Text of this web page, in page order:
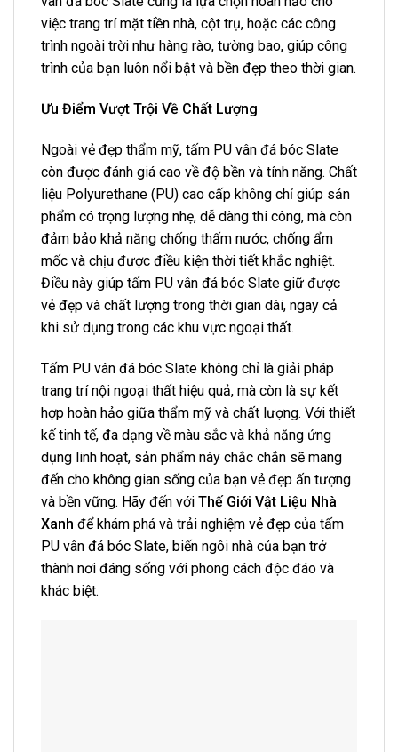
việc trang trí mặt tiền nhà, cột trụ, hoặc các công
trình ngoài trời như hàng rào, tường bao, giúp công
trình của bạn luôn nổi bật và bền đẹp theo thời gian.
Ưu Điểm Vượt Trội Về Chất Lượng
Ngoài vẻ đẹp thẩm mỹ, tấm PU vân đá bóc Slate
còn được đánh giá cao về độ bền và tính năng. Chất
liệu Polyurethane (PU) cao cấp không chỉ giúp sản
phẩm có trọng lượng nhẹ, dễ dàng thi công, mà còn
đảm bảo khả năng chống thấm nước, chống ẩm
mốc và chịu được điều kiện thời tiết khắc nghiệt.
Điều này giúp tấm PU vân đá bóc Slate giữ được
vẻ đẹp và chất lượng trong thời gian dài, ngay cả
khi sử dụng trong các khu vực ngoại thất.
Tấm PU vân đá bóc Slate không chỉ là giải pháp
trang trí nội ngoại thất hiệu quả, mà còn là sự kết
hợp hoàn hảo giữa thẩm mỹ và chất lượng. Với thiết
kế tinh tế, đa dạng về màu sắc và khả năng ứng
dụng linh hoạt, sản phẩm này chắc chắn sẽ mang
đến cho không gian sống của bạn vẻ đẹp ấn tượng
và bền vững. Hãy đến với Thế Giới Vật Liệu Nhà
Xanh để khám phá và trải nghiệm vẻ đẹp của tấm
PU vân đá bóc Slate, biến ngôi nhà của bạn trở
thành nơi đáng sống với phong cách độc đáo và
khác biệt.